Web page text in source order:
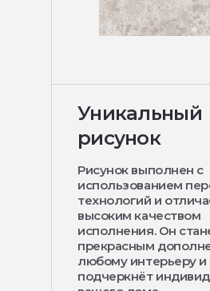
Уникальный
рисунок
Рисунок выполнен с
использованием
технологий и
высоким качеством
исполнения. Он
прекрасным
любому интерьеру и
подчеркнёт